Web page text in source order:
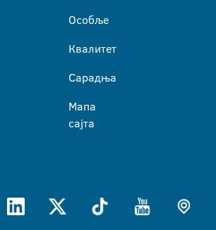
Особље
Квалитет
Сарадња
Мапа
сајта